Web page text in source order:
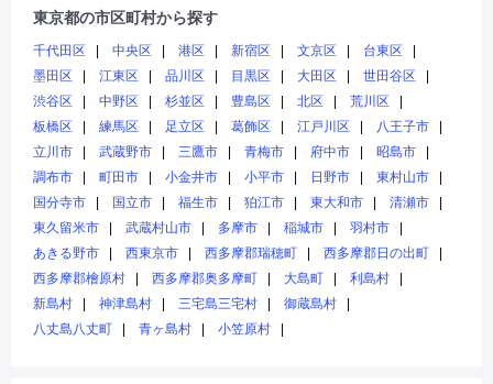
東京都の市区町村から探す
千代田区 中央区 港区 新宿区 文京区
台東区
墨田区
江東区 品川区 目黒区 大田区
世田谷区
渋谷区
中野区 杉並区 豊島区 北区
荒川区
板橋区
練馬区 足立区 葛飾区 江戸川区
八王子市
立川市
武蔵野市 三鷹市 青梅市 府中市
昭島市
調布市
町田市 小金井市 小平市 日野市
東村山市
国分寺市
国立市 福生市 狛江市 東大和市
清瀬市
東久留米市
武蔵村山市 多摩市 稲城市
羽村市
あきる野市
西東京市 西多摩郡瑞穂町
西多摩郡日の出町
西多摩郡檜原村
西多摩郡奥多摩町 大島町
利島村
新島村
神津島村 三宅島三宅村
御蔵島村
八丈島八丈町
青ヶ島村 小笠原村